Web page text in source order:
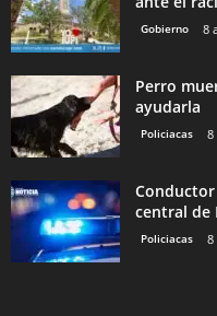
Gobierno 8
Perro
ayudarla
Policiacas 8
central de
Policiacas 8